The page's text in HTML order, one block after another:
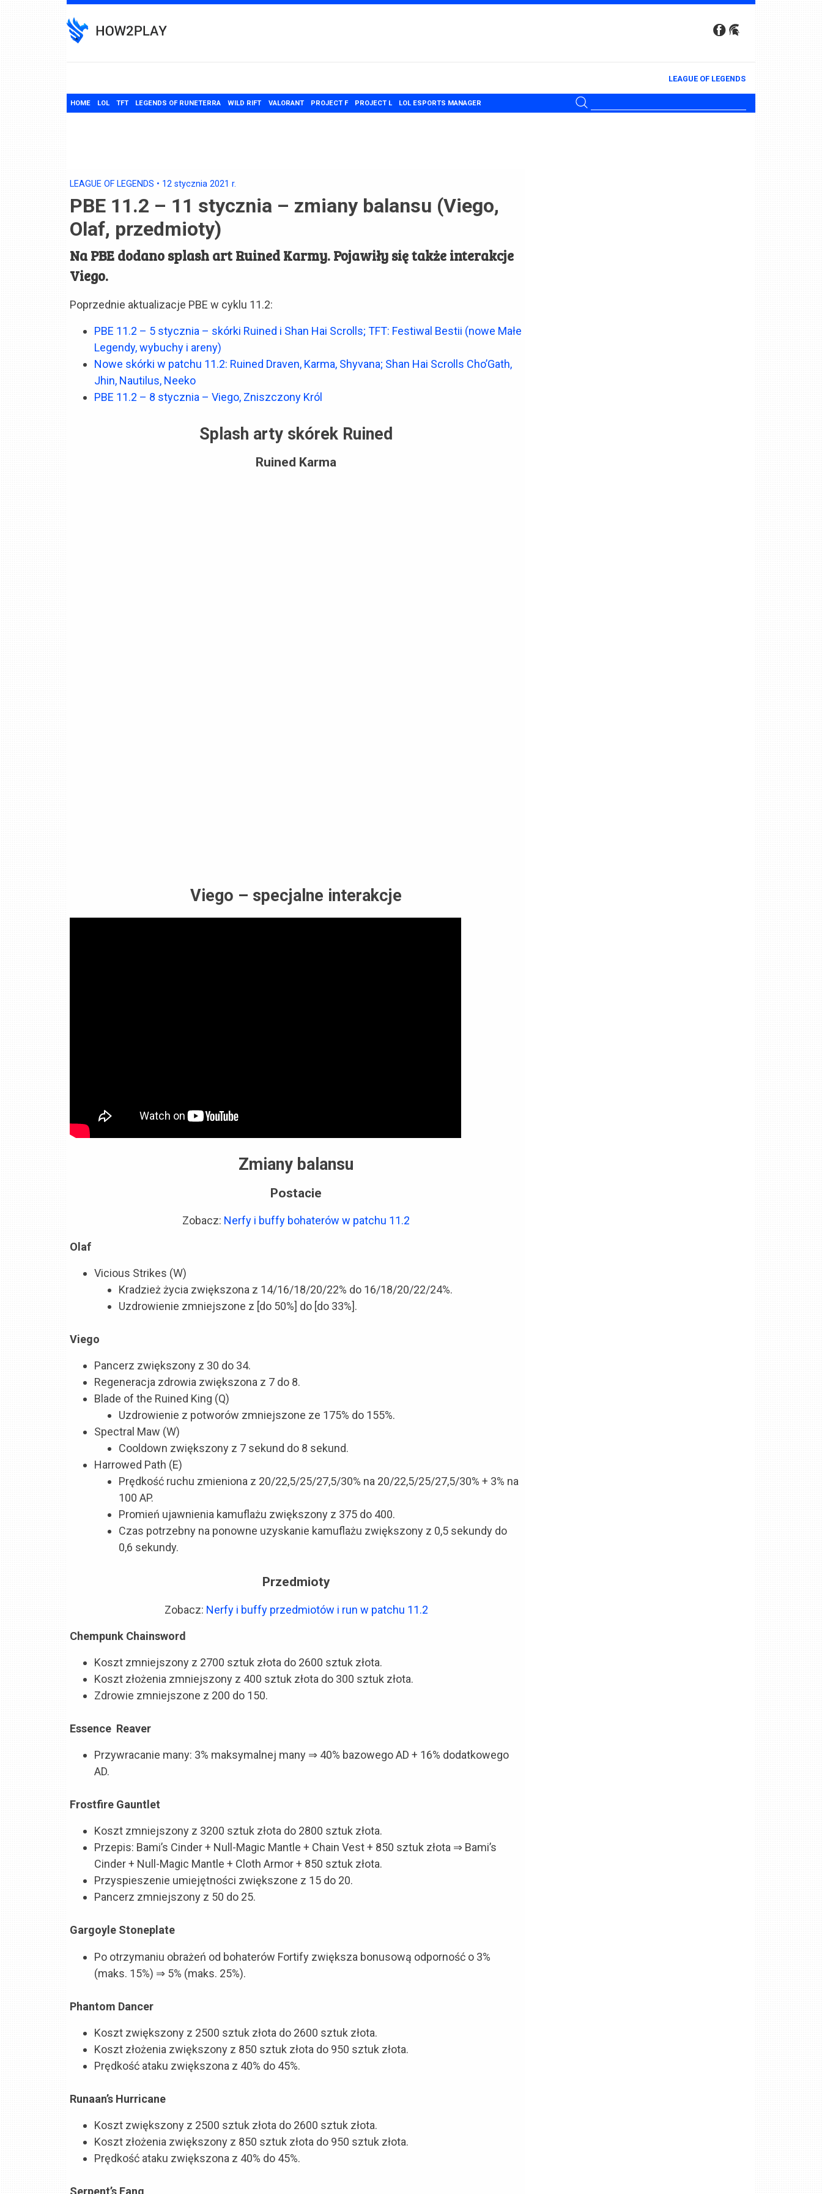
to
content
LEAGUE OF LEGENDS
HOME LOL TFT LEGENDS OF RUNETERRA WILD RIFT VALORANT PROJECT F PROJECT L LOL ESPORTS MANAGER
LEAGUE OF LEGENDS • 12 stycznia 2021 r.
PBE 11.2 – 11 stycznia – zmiany balansu (Viego,
Olaf, przedmioty)
Na PBE dodano splash art Ruined Karmy. Pojawiły się także interakcje
Viego.
Poprzednie aktualizacje PBE w cyklu 11.2:
PBE 11.2 – 5 stycznia – skórki Ruined i Shan Hai Scrolls; TFT: Festiwal Bestii (nowe Małe
Legendy, wybuchy i areny)
Nowe skórki w patchu 11.2: Ruined Draven, Karma, Shyvana; Shan Hai Scrolls Cho’Gath,
Jhin, Nautilus, Neeko
PBE 11.2 – 8 stycznia – Viego, Zniszczony Król
Splash arty skórek Ruined
Ruined Karma
Viego – specjalne interakcje
Zmiany balansu
Postacie
Zobacz: Nerfy i buffy bohaterów w patchu 11.2
Olaf
Vicious Strikes (W)
Kradzież życia zwiększona z 14/16/18/20/22% do 16/18/20/22/24%.
Uzdrowienie zmniejszone z [do 50%] do [do 33%].
Viego
Pancerz zwiększony z 30 do 34.
Regeneracja zdrowia zwiększona z 7 do 8.
Blade of the Ruined King (Q)
Uzdrowienie z potworów zmniejszone ze 175% do 155%.
Spectral Maw (W)
Cooldown zwiększony z 7 sekund do 8 sekund.
Harrowed Path (E)
Prędkość ruchu zmieniona z 20/22,5/25/27,5/30% na 20/22,5/25/27,5/30% + 3% na
100 AP.
Promień ujawnienia kamuflażu zwiększony z 375 do 400.
Czas potrzebny na ponowne uzyskanie kamuflażu zwiększony z 0,5 sekundy do
0,6 sekundy.
Przedmioty
Zobacz: Nerfy i buffy przedmiotów i run w patchu 11.2
Chempunk Chainsword
Koszt zmniejszony z 2700 sztuk złota do 2600 sztuk złota.
Koszt złożenia zmniejszony z 400 sztuk złota do 300 sztuk złota.
Zdrowie zmniejszone z 200 do 150.
Essence Reaver
Przywracanie many: 3% maksymalnej many ⇒ 40% bazowego AD + 16% dodatkowego
AD.
Frostfire Gauntlet
Koszt zmniejszony z 3200 sztuk złota do 2800 sztuk złota.
Przepis: Bami’s Cinder + Null-Magic Mantle + Chain Vest + 850 sztuk złota ⇒ Bami’s
Cinder + Null-Magic Mantle + Cloth Armor + 850 sztuk złota.
Przyspieszenie umiejętności zwiększone z 15 do 20.
Pancerz zmniejszony z 50 do 25.
Gargoyle Stoneplate
Po otrzymaniu obrażeń od bohaterów Fortify zwiększa bonusową odporność o 3%
(maks. 15%) ⇒ 5% (maks. 25%).
Phantom Dancer
Koszt zwiększony z 2500 sztuk złota do 2600 sztuk złota.
Koszt złożenia zwiększony z 850 sztuk złota do 950 sztuk złota.
Prędkość ataku zwiększona z 40% do 45%.
Runaan’s Hurricane
Koszt zwiększony z 2500 sztuk złota do 2600 sztuk złota.
Koszt złożenia zwiększony z 850 sztuk złota do 950 sztuk złota.
Prędkość ataku zwiększona z 40% do 45%.
Serpent’s Fang